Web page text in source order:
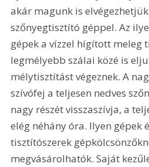
akár magunk is
szőnyegtisztító géppel. Az
gépek a vízzel hígított meleg
legmélyebb szálai közé is
mélytisztítást végeznek. A
szívófej a teljesen nedves
nagy részét visszaszívja, a
elég néhány óra. Ilyen gépek
tisztítószerek
megvásárolhatók. Saját